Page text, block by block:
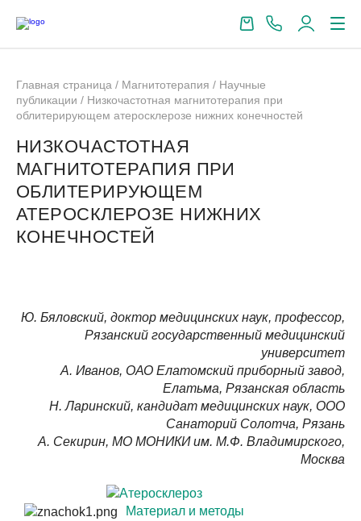
Главная страница / Магнитотерапия / Научные
публикации / Низкочастотная магнитотерапия при
облитерирующем атеросклерозе нижних конечностей
НИЗКОЧАСТОТНАЯ
МАГНИТОТЕРАПИЯ ПРИ
ОБЛИТЕРИРУЮЩЕМ
АТЕРОСКЛЕРОЗЕ НИЖНИХ
КОНЕЧНОСТЕЙ
Ю. Бяловский, доктор медицинских наук, профессор,
Рязанский государственный медицинский
университет
А. Иванов, ОАО Елатомский приборный завод,
Елатьма, Рязанская область
Н. Ларинский, кандидат медицинских наук, ООО
Санаторий Солотча, Рязань
А. Секирин, МО МОНИКИ им. М.Ф. Владимирского,
Москва
Материал и методы